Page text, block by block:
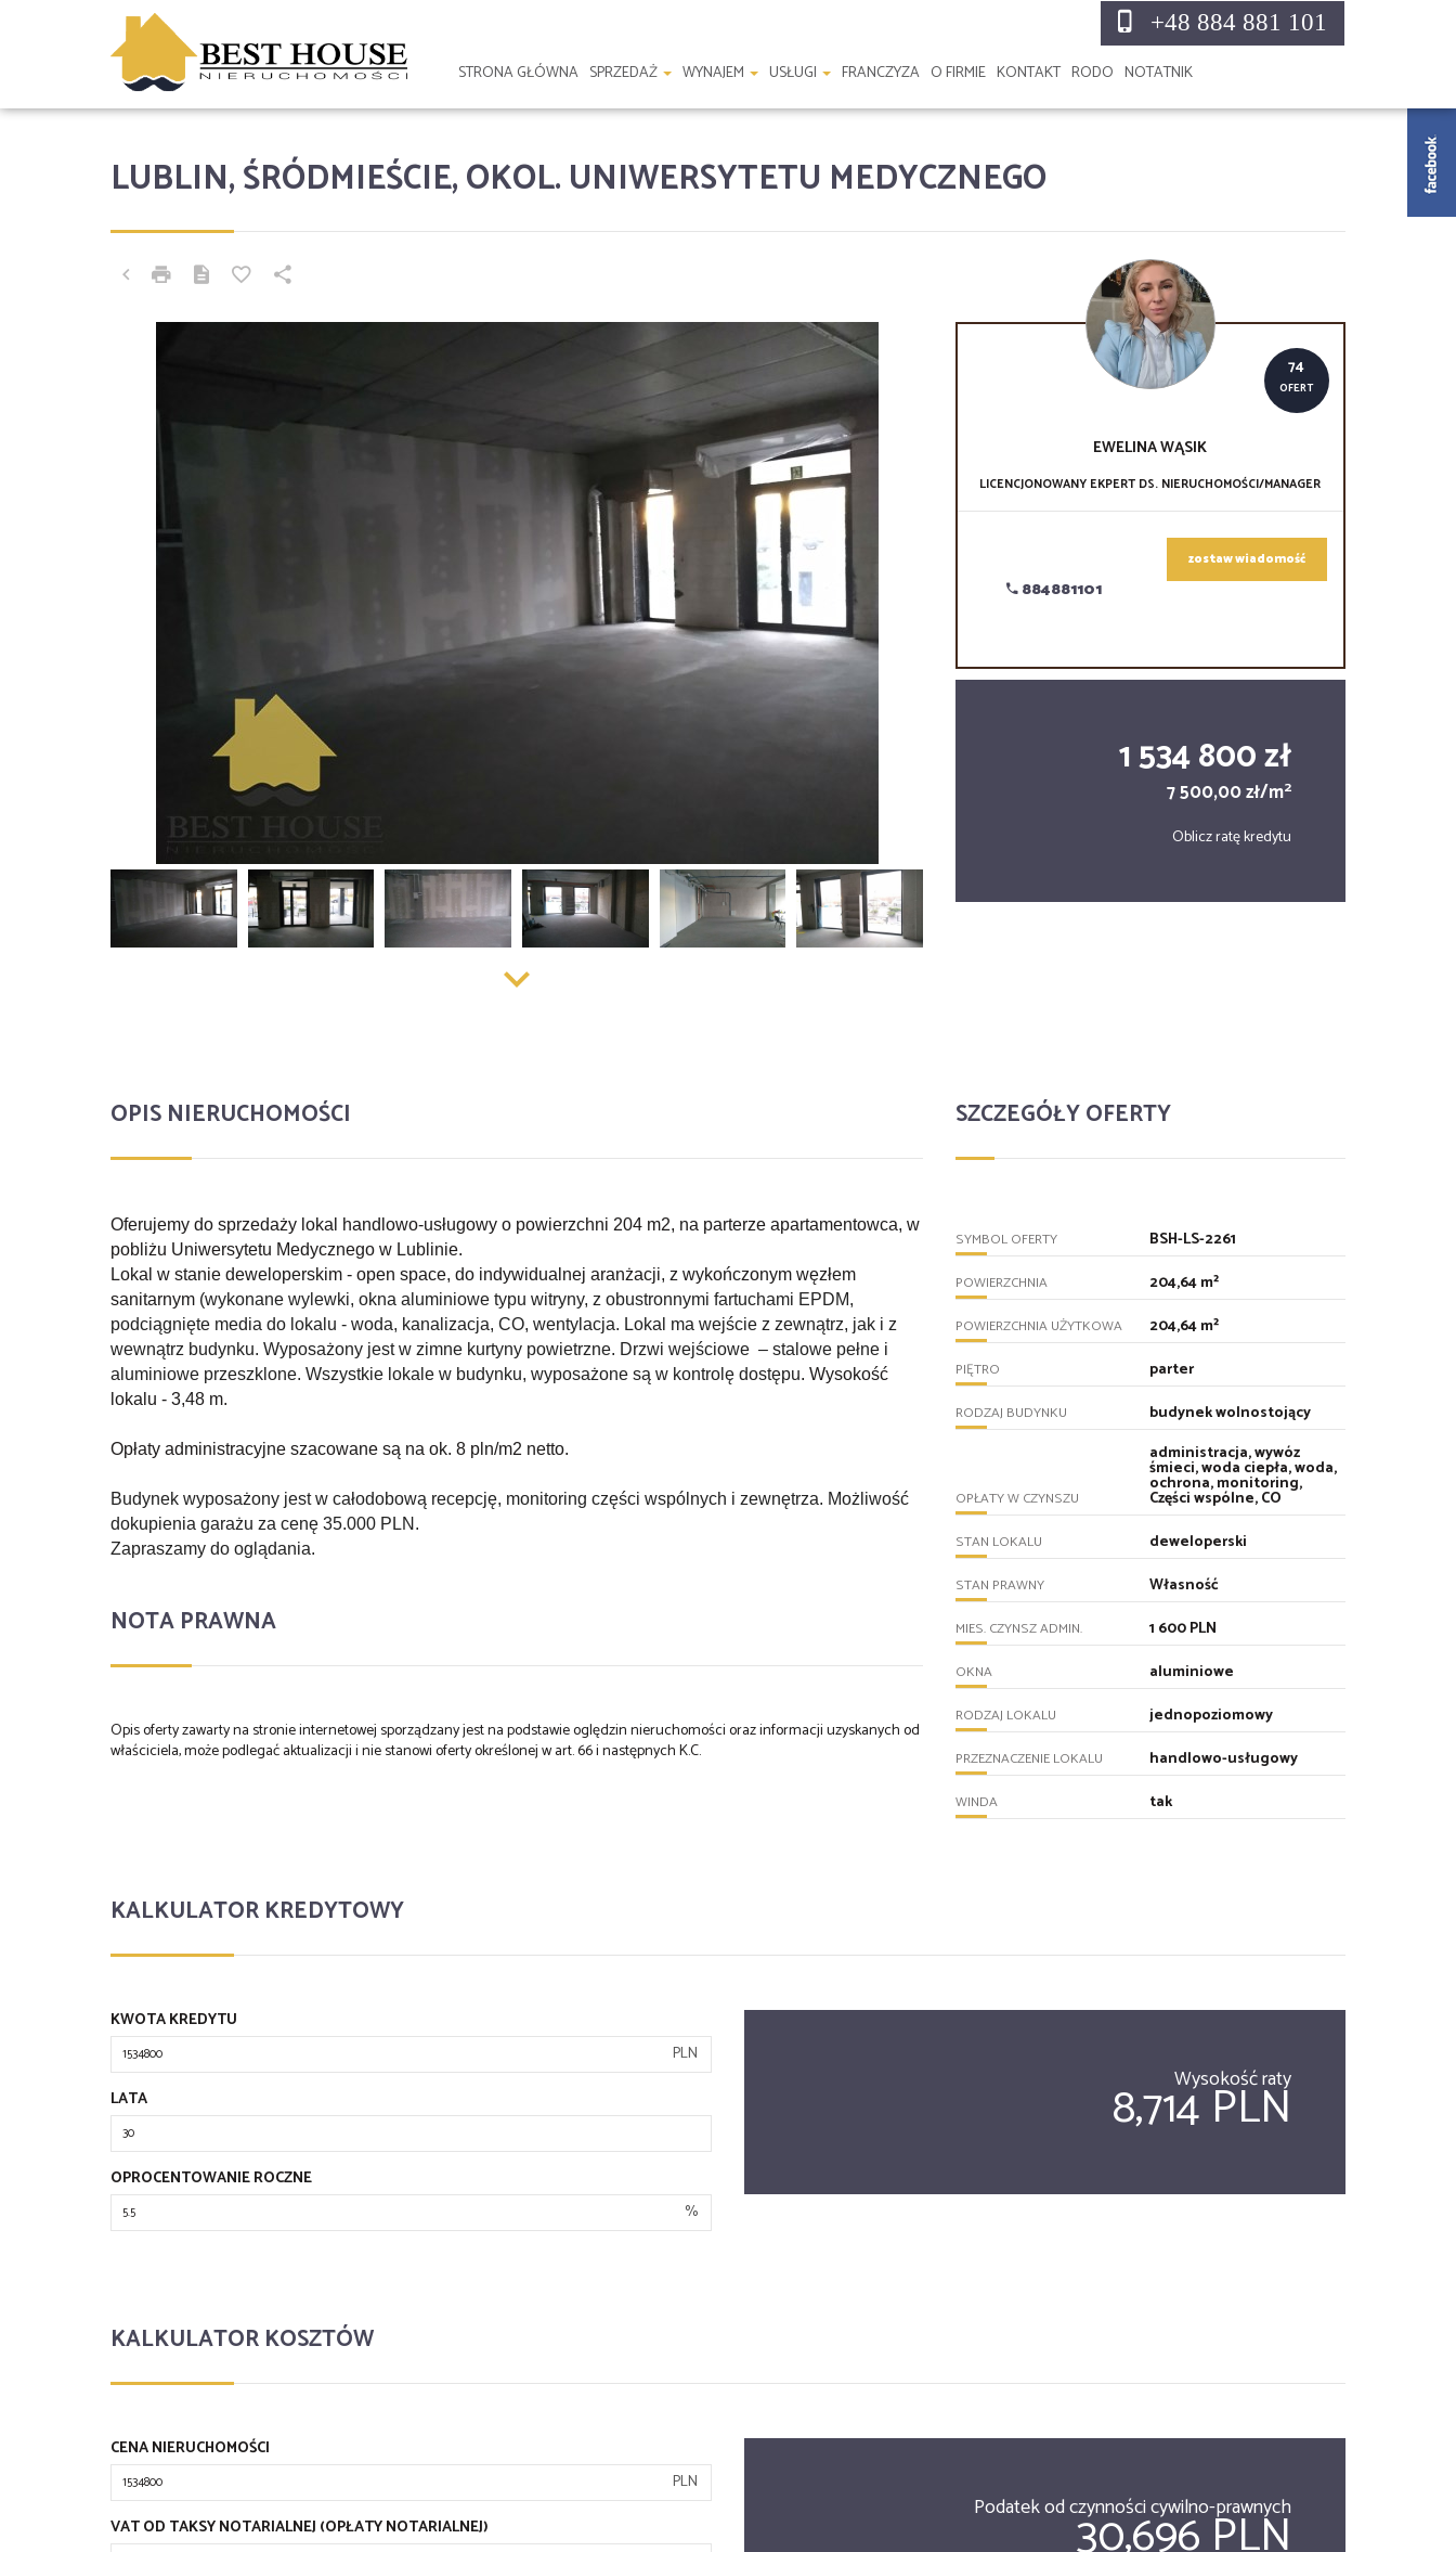
STRONA GŁÓWNA SPRZEDAŻ WYNAJEM USŁUGI FRANCZYZA O FIRMIE KONTAKT RODO NOTATNIK
+48 884 881 101
LUBLIN, ŚRÓDMIEŚCIE, OKOL. UNIWERSYTETU MEDYCZNEGO
74
OFERT
EWELINAWĄSIK
LICENCJONOWANY EKPERT DS. NIERUCHOMOŚCI/MANAGER
884881101
zostaw wiadomość
1 534 800 zł
7 500,00 zł/m2
Oblicz ratę kredytu
OPIS NIERUCHOMOŚCI
Oferujemy do sprzedaży lokal handlowo-usługowy o powierzchni 204 m2, na parterze apartamentowca, w
pobliżu Uniwersytetu Medycznego w Lublinie.
Lokal w stanie deweloperskim - open space, do indywidualnej aranżacji, z wykończonym węzłem
sanitarnym (wykonane wylewki, okna aluminiowe typu witryny, z obustronnymi fartuchami EPDM,
podciągnięte media do lokalu - woda, kanalizacja, CO, wentylacja. Lokal ma wejście z zewnątrz, jak i z
wewnątrz budynku. Wyposażony jest w zimne kurtyny powietrzne. Drzwi wejściowe – stalowe pełne i
aluminiowe przeszklone. Wszystkie lokale w budynku, wyposażone są w kontrolę dostępu. Wysokość
lokalu - 3,48 m.
Opłaty administracyjne szacowane są na ok. 8 pln/m2 netto.
Budynek wyposażony jest w całodobową recepcję, monitoring części wspólnych i zewnętrza. Możliwość
dokupienia garażu za cenę 35.000 PLN.
Zapraszamy do oglądania.
NOTA PRAWNA
Opis oferty zawarty na stronie internetowej sporządzany jest na podstawie oględzin nieruchomości oraz informacji uzyskanych od
właściciela, może podlegać aktualizacji i nie stanowi oferty określonej w art. 66 i następnych K.C.
SZCZEGÓŁY OFERTY
SYMBOL OFERTY BSH-LS-2261
POWIERZCHNIA 204,64 m²
POWIERZCHNIA UŻYTKOWA 204,64 m²
PIĘTRO parter
RODZAJ BUDYNKU budynek wolnostojący
OPŁATY W CZYNSZU
administracja, wywóz
śmieci, woda ciepła, woda,
ochrona, monitoring,
Części wspólne, CO
STAN LOKALU deweloperski
STAN PRAWNY Własność
MIES. CZYNSZ ADMIN. 1 600 PLN
OKNA aluminiowe
RODZAJ LOKALU jednopoziomowy
PRZEZNACZENIE LOKALU handlowo-usługowy
WINDA tak
KALKULATOR KREDYTOWY
KWOTA KREDYTU
PLN
LATA
OPROCENTOWANIE ROCZNE
%
Wysokość raty
8,714 PLN
KALKULATOR KOSZTÓW
CENA NIERUCHOMOŚCI
PLN
VAT OD TAKSY NOTARIALNEJ (OPŁATY NOTARIALNEJ)
Podatek od czynności cywilno-prawnych
30,696 PLN